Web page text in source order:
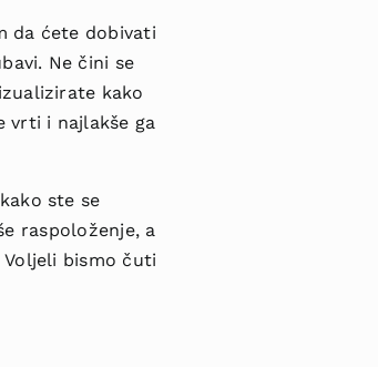
da ćete dobivati
Ne čini se
kako
vrti i najlakše ga
ste se
raspoloženje, a
bismo čuti